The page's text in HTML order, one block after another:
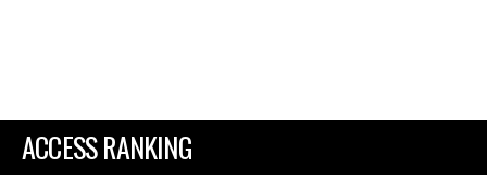
ACCESS RANKING